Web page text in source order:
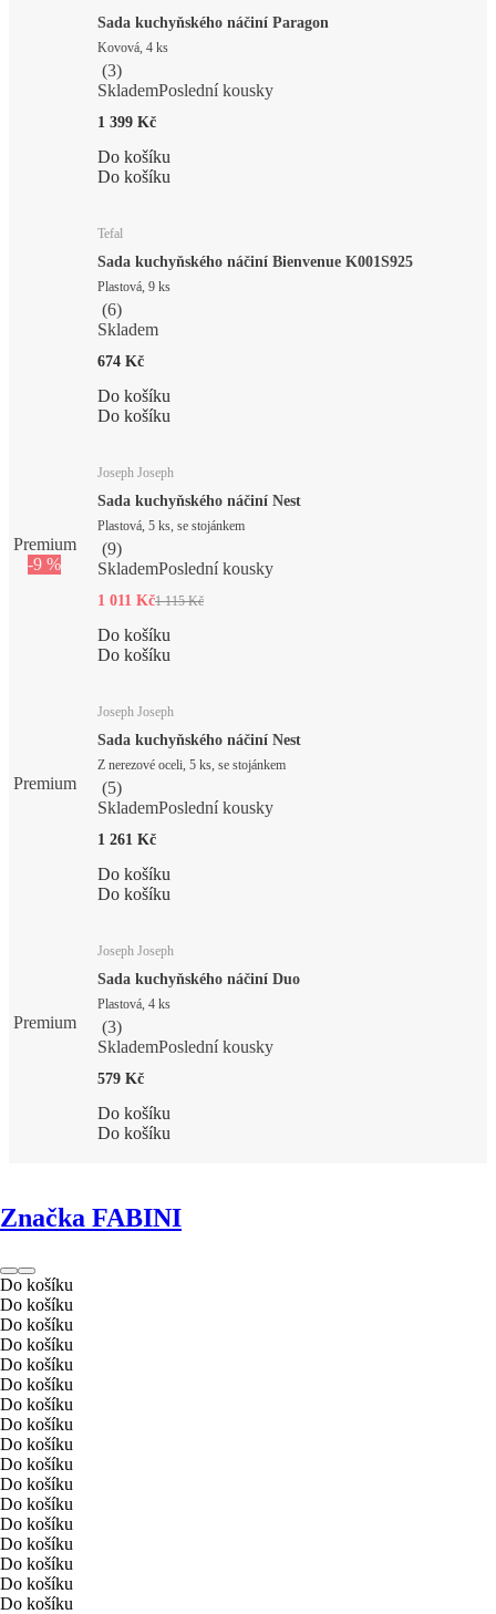
Sada kuchyňského náčiní Paragon
Kovová, 4 ks
(3)
SklademPoslední kousky
1 399 Kč
Do košíku
Do košíku
Tefal
Sada kuchyňského náčiní Bienvenue K001S925
Plastová, 9 ks
(6)
Skladem
674 Kč
Do košíku
Do košíku
Premium
-9 %
Joseph Joseph
Sada kuchyňského náčiní Nest
Plastová, 5 ks, se stojánkem
(9)
SklademPoslední kousky
1 011 Kč1 115 Kč
Do košíku
Do košíku
Premium
Joseph Joseph
Sada kuchyňského náčiní Nest
Z nerezové oceli, 5 ks, se stojánkem
(5)
SklademPoslední kousky
1 261 Kč
Do košíku
Do košíku
Premium
Joseph Joseph
Sada kuchyňského náčiní Duo
Plastová, 4 ks
(3)
SklademPoslední kousky
579 Kč
Do košíku
Do košíku
Značka FABINI
Do košíku
Do košíku
Do košíku
Do košíku
Do košíku
Do košíku
Do košíku
Do košíku
Do košíku
Do košíku
Do košíku
Do košíku
Do košíku
Do košíku
Do košíku
Do košíku
Do košíku